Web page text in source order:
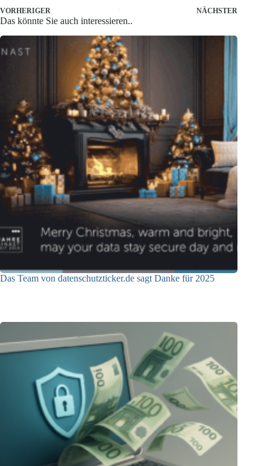
VORHERIGER NÄCHSTER
Das könnte Sie auch interessieren..
Das Team von datenschutzticker.de sagt Danke für 2025